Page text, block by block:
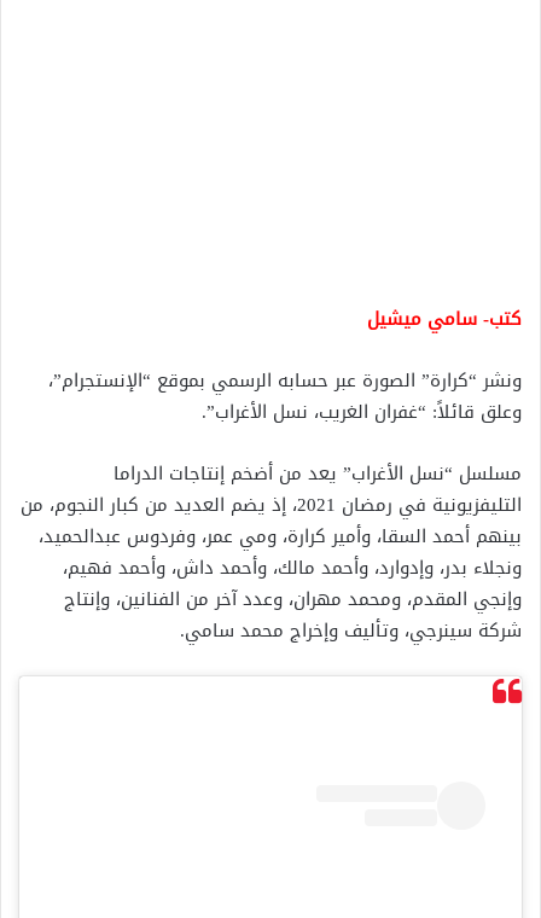
كتب- سامي ميشيل
ونشر “كرارة” الصورة عبر حسابه الرسمي بموقع “الإنستجرام”،
وعلق قائلاً: “غفران الغريب، نسل الأغراب”.
مسلسل “نسل الأغراب” يعد من أضخم إنتاجات الدراما
التليفزيونية في رمضان 2021، إذ يضم العديد من كبار النجوم، من
بينهم أحمد السقا، وأمير كرارة، ومي عمر، وفردوس عبدالحميد،
ونجلاء بدر، وإدوارد، وأحمد مالك، وأحمد داش، وأحمد فهيم،
وإنجي المقدم، ومحمد مهران، وعدد آخر من الفنانين، وإنتاج
شركة سينرجي، وتأليف وإخراج محمد سامي.